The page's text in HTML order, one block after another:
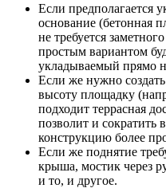
Если предполагается
основание (бетонная
не требуется
простым вариантом
укладываемый прямо
Если же нужно
высоту площадку
подходит террасная
позволит и сократить
конструкцию более
Если же поднятие
крыша, мостик через
и то, и другое.